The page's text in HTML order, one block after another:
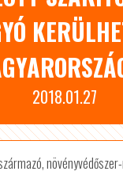
2018.01.27